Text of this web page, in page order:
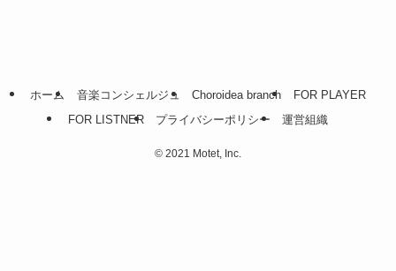
ホーム 音楽コンシェルジュ Choroidea branch
FOR PLAYER
FOR LISTNER
プライバシーポリシー 運営組織
© 2021 Motet, Inc.